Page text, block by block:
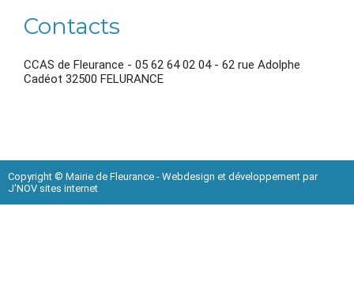
Contacts
CCAS de Fleurance - 05 62 64 02 04 - 62 rue Adolphe
Cadéot 32500 FELURANCE
Copyright © Mairie de Fleurance - Webdesign et développement par
J'NOV sites internet